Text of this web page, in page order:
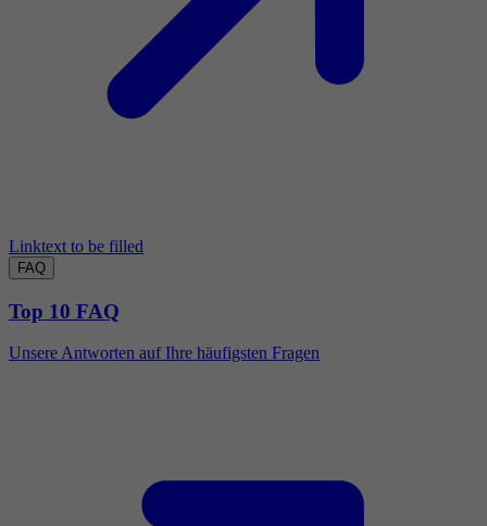
Linktext to be filled
FAQ
Top 10 FAQ
Unsere Antworten auf Ihre häufigsten Fragen